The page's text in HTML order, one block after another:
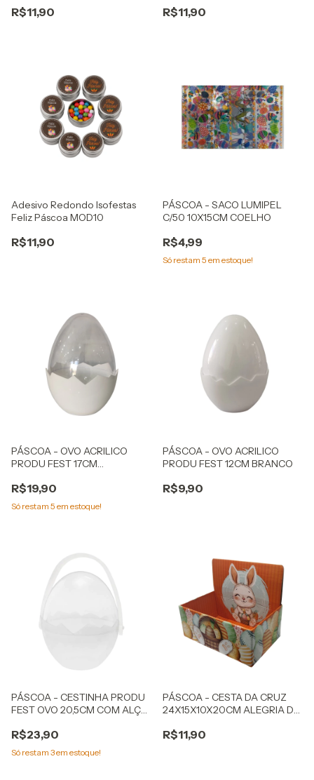
R$11,90 R$11,90
Adesivo Redondo Isofestas
Feliz Páscoa MOD10
R$11,90
PÁSCOA - SACO LUMIPEL
C/50 10X15CM COELHO
R$4,99
Só restam 5 em estoque!
PÁSCOA - OVO ACRILICO
PRODU FEST 17CM
R$19,90
Só restam 5 em estoque!
PÁSCOA - OVO ACRILICO
PRODU FEST 12CM BRANCO
R$9,90
PÁSCOA - CESTINHA PRODU
FEST OVO 20,5CM COM ALÇA
R$23,90
Só restam 3em estoque!
PÁSCOA - CESTA DA CRUZ
24X15X10X20CM ALEGRIA DE
R$11,90